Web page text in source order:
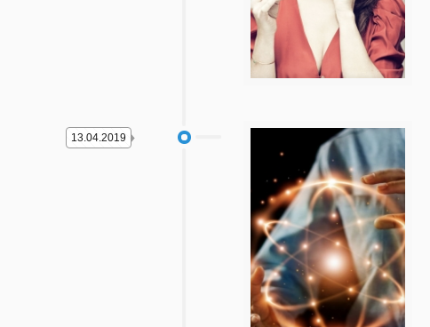
13.04.2019